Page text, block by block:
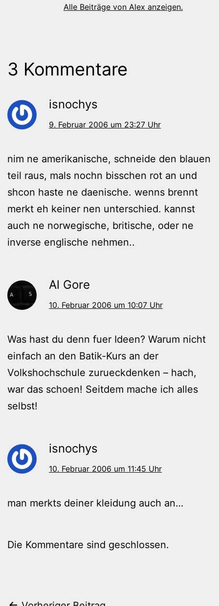
Alle Beiträge von Alex anzeigen.
3 Kommentare
isnochys
9. Februar 2006 um 23:27 Uhr
nim ne amerikanische, schneide den blauen
teil raus, mals nochn bisschen rot an und
shcon haste ne daenische. wenns brennt
merkt eh keiner nen unterschied. kannst
auch ne norwegische, britische, oder ne
inverse englische nehmen..
Al Gore
10. Februar 2006 um 10:07 Uhr
Was hast du denn fuer Ideen? Warum nicht
einfach an den Batik-Kurs an der
Volkshochschule zurueckdenken – hach,
war das schoen! Seitdem mache ich alles
selbst!
isnochys
10. Februar 2006 um 11:45 Uhr
man merkts deiner kleidung auch an…
Die Kommentare sind geschlossen.